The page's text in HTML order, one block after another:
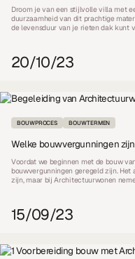
Droom je van een stijlvolle villa met
duurzaamheid van dit prachtige
de levensduur van je rieten dak kunt
20/10/23
BOUWPROCES BOUWTERMEN
Welke bouwvergunningen
Voordat we beginnen met de bouw
bouwvergunningen geregeld zijn.
zijn, maar bij Architectuurwonen
15/09/23